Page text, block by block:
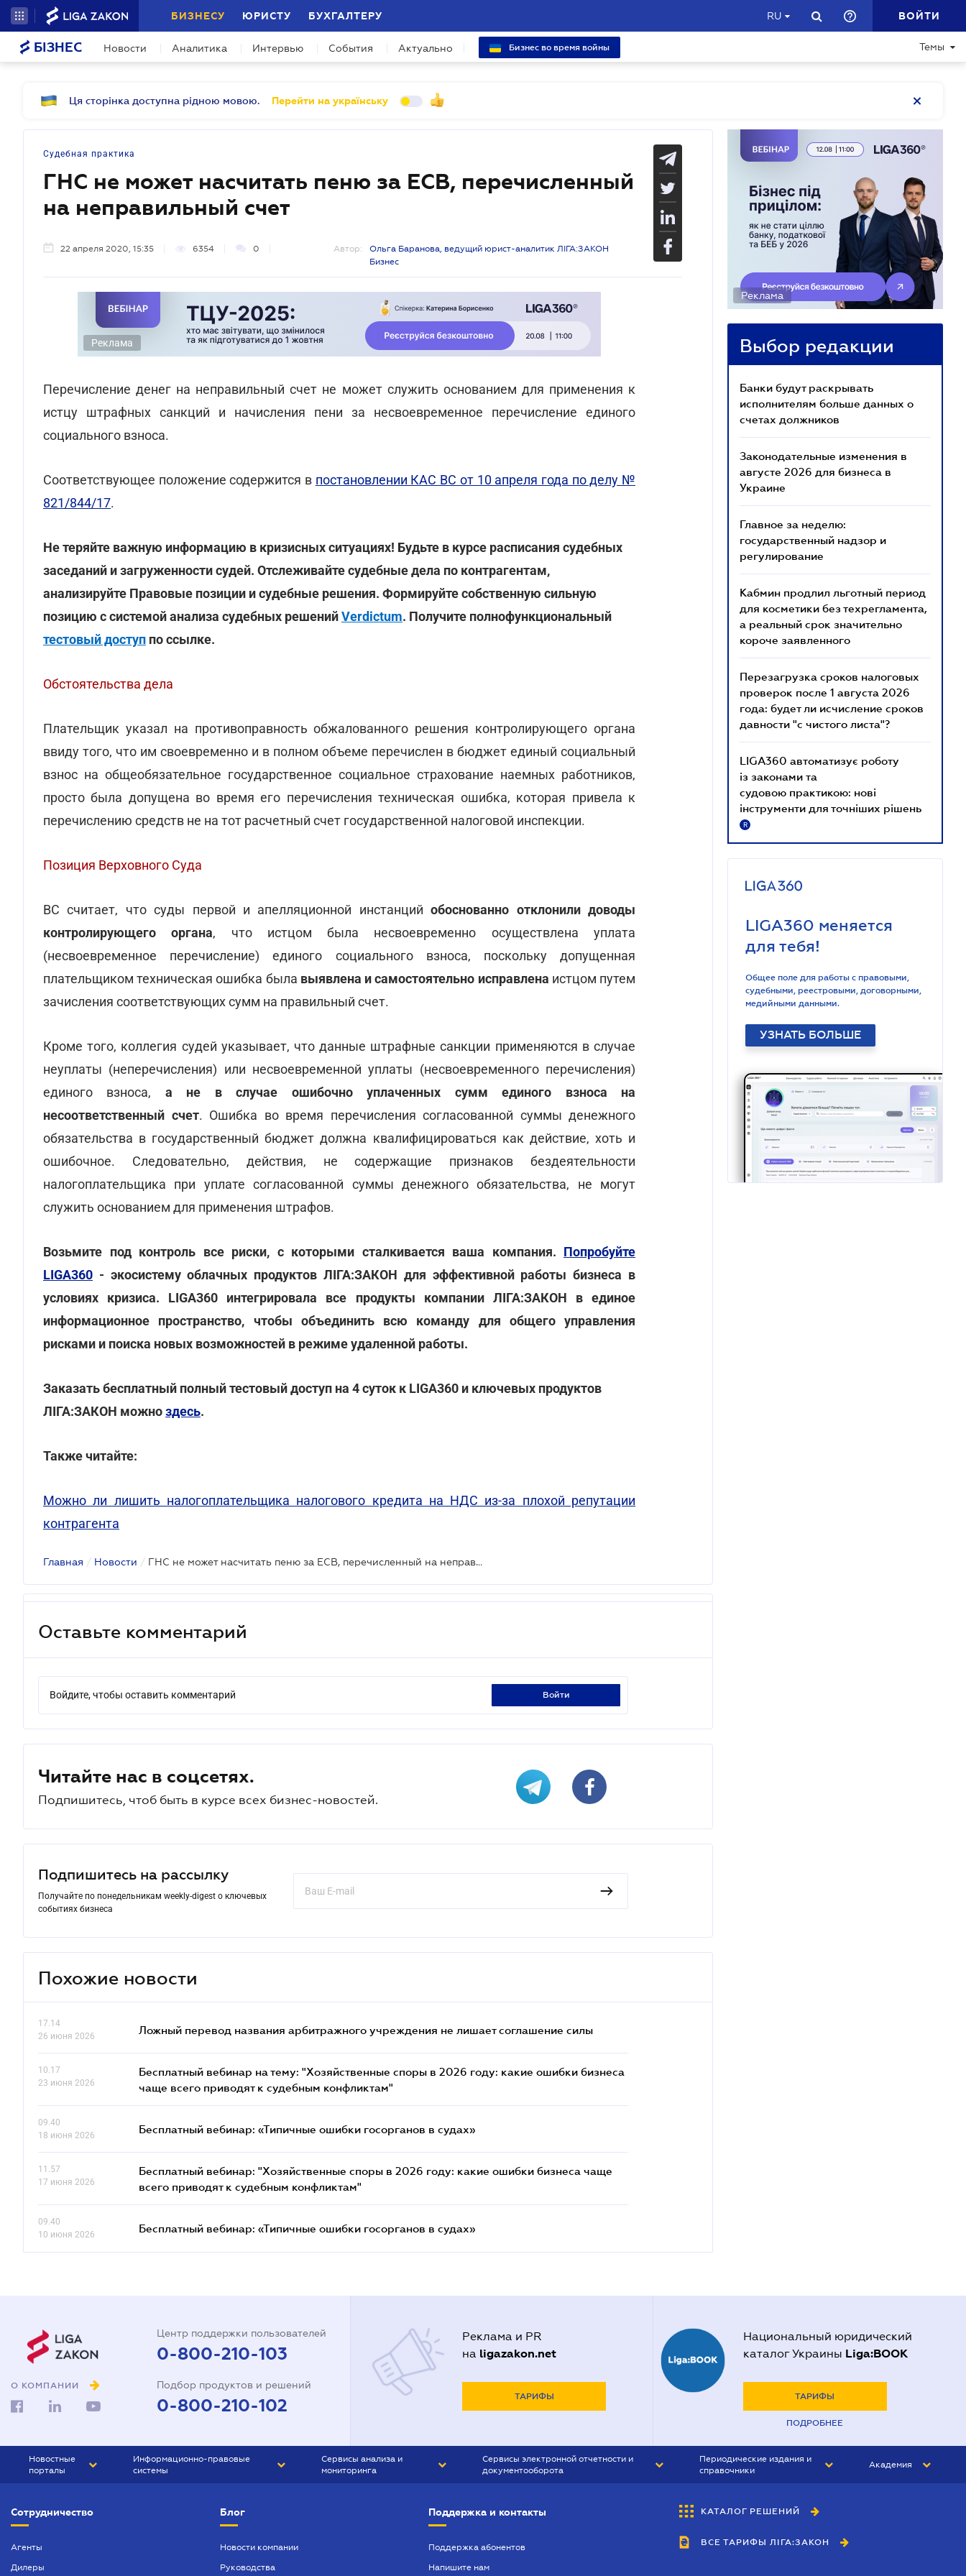
БИЗНЕСУ ЮРИСТУ БУХГАЛТЕРУ RU ВОЙТИ
БІЗНЕС Новости Аналитика Интервью События Актуально Бизнес во время войны Темы
Ця сторінка доступна рідною мовою. Перейти на українську
Судебная практика
ГНС не может насчитать пеню за ЕСВ, перечисленный
на неправильный счет
22 апреля 2020, 15:35 6354 0 Автор:
Ольга Баранова, ведущий юрист-аналитик ЛІГА:ЗАКОН
Бизнес
Реклама
Перечисление денег на неправильный счет не может служить основанием для применения к
истцу штрафных санкций и начисления пени за несвоевременное перечисление единого
социального взноса.
Соответствующее положение содержится в постановлении КАС ВС от 10 апреля года по делу №
821/844/17.
Не теряйте важную информацию в кризисных ситуациях! Будьте в курсе расписания судебных
заседаний и загруженности судей. Отслеживайте судебные дела по контрагентам,
анализируйте Правовые позиции и судебные решения. Формируйте собственную сильную
позицию с системой анализа судебных решенийVerdictum. Получите полнофункциональный
тестовый доступ по ссылке.
Обстоятельства дела
Плательщик указал на противоправность обжалованного решения контролирующего органа
ввиду того, что им своевременно и в полном объеме перечислен в бюджет единый социальный
взнос на общеобязательное государственное социальное страхование наемных работников,
просто была допущена во время его перечисления техническая ошибка, которая привела к
перечислению средств не на тот расчетный счет государственной налоговой инспекции.
Позиция Верховного Суда
ВС считает, что суды первой и апелляционной инстанцийобоснованно отклонили доводы
контролирующего органа, что истцом была несвоевременно осуществлена уплата
(несвоевременное перечисление) единого социального взноса, поскольку допущенная
плательщиком техническая ошибка была выявлена и самостоятельно исправлена истцом путем
зачисления соответствующих сумм на правильный счет.
Кроме того, коллегия судей указывает, что данные штрафные санкции применяются в случае
неуплаты (неперечисления) или несвоевременной уплаты (несвоевременного перечисления)
единого взноса, а не в случае ошибочно уплаченных сумм единого взноса на
несоответственный счет. Ошибка во время перечисления согласованной суммы денежного
обязательства в государственный бюджет должна квалифицироваться как действие, хоть и
ошибочное. Следовательно, действия, не содержащие признаков бездеятельности
налогоплательщика при уплате согласованной суммы денежного обязательства, не могут
служить основанием для применения штрафов.
Возьмите под контроль все риски, с которыми сталкивается ваша компания. Попробуйте
LIGA360 - экосистему облачных продуктов ЛІГА:ЗАКОН для эффективной работы бизнеса в
условиях кризиса. LIGA360 интегрировала все продукты компании ЛІГА:ЗАКОН в единое
информационное пространство, чтобы объединить всю команду для общего управления
рисками и поиска новых возможностей в режиме удаленной работы.
Заказать бесплатный полный тестовый доступ на 4 суток к LIGA360 и ключевых продуктов
ЛІГА:ЗАКОН можноздесь.
Также читайте:
Можно ли лишить налогоплательщика налогового кредита на НДС из-за плохой репутации
контрагента
Главная / Новости / ГНС не может насчитать пеню за ЕСВ, перечисленный на неправильный счет
Оставьте комментарий
Войдите, чтобы оставить комментарий войти
Читайте нас в соцсетях.
Подпишитесь, чтоб быть в курсе всех бизнес-новостей.
Подпишитесь на рассылку
Получайте по понедельникам weekly-digest о ключевых
событиях бизнеса
Похожие новости
17.14
26 июня 2026
Ложный перевод названия арбитражного учреждения не лишает соглашение силы
10.17
23 июня 2026
Бесплатный вебинар на тему: "Хозяйственные споры в 2026 году: какие ошибки бизнеса
чаще всего приводят к судебным конфликтам"
09.40
18 июня 2026
Бесплатный вебинар: «Типичные ошибки госорганов в судах»
11.57
17 июня 2026
Бесплатный вебинар: "Хозяйственные споры в 2026 году: какие ошибки бизнеса чаще
всего приводят к судебным конфликтам"
09.40
10 июня 2026
Бесплатный вебинар: «Типичные ошибки госорганов в судах»
Реклама
Выбор редакции
Банки будут раскрывать
исполнителям больше данных о
счетах должников
Законодательные изменения в
августе 2026 для бизнеса в
Украине
Главное за неделю:
государственный надзор и
регулирование
Кабмин продлил льготный период
для косметики без техрегламента,
а реальный срок значительно
короче заявленного
Перезагрузка сроков налоговых
проверок после 1 августа 2026
года: будет ли исчисление сроков
давности "с чистого листа"?
LIGA360 автоматизує роботу
із законами та
судовою практикою: нові
інструменти для точніших рішень
R
LIGA360 меняется
для тебя!
Общее поле для работы с правовыми,
судебными, реестровыми, договорными,
медийными данными.
УЗНАТЬ БОЛЬШЕ
О КОМПАНИИ
Центр поддержки пользователей
0-800-210-103
Подбор продуктов и решений
0-800-210-102
Реклама и PR
на ligazakon.net
ТАРИФЫ
Национальный юридический
каталог Украины Liga:BOOK
ТАРИФЫ
ПОДРОБНЕЕ
Новостные
порталы
БИЗНЕС
Информационно-правовые
системы
БУХГАЛТЕР ПРОФ
Сервисы анализа и
мониторинга
Сервисы электронной отчетности и
документооборота
Периодические издания и
справочники
БУХГАЛТЕР&ЗАКОН
ВЕСТНИК МСФО
Академия
Сотрудничество
Агенты
Дилеры
Блог
Новости компании
Руководства
Поддержка и контакты
Поддержка абонентов
Напишите нам
КАТАЛОГ РЕШЕНИЙ
ВСЕ ТАРИФЫ ЛІГА:ЗАКОН